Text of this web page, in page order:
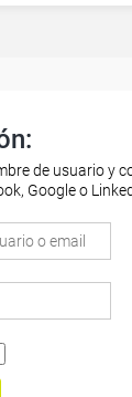
de usuario y
Google o